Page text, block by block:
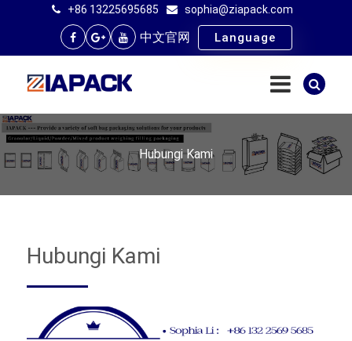
+86 13225695685 sophia@ziapack.com
中文官网 Language
Hubungi Kami
Hubungi Kami